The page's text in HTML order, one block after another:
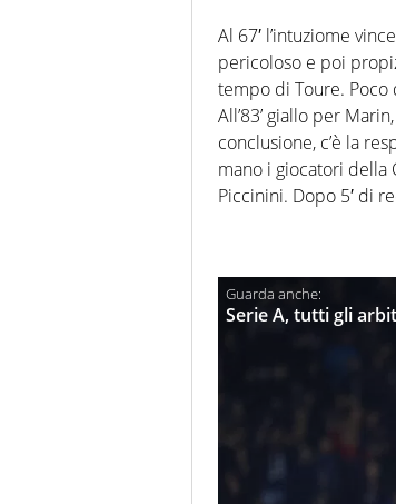
Al 67′ l’intuziome
pericoloso e poi
tempo di Toure. Poco
All’83’ giallo per
conclusione, c’è la
mano i giocatori della
Piccinini. Dopo 5′ di
Serie A, tutti gli